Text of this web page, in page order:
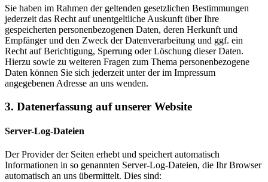
Sie haben im Rahmen der geltenden gesetzlichen Bestimmungen
jederzeit das Recht auf unentgeltliche Auskunft über Ihre
gespeicherten personenbezogenen Daten, deren Herkunft und
Empfänger und den Zweck der Datenverarbeitung und ggf. ein
Recht auf Berichtigung, Sperrung oder Löschung dieser Daten.
Hierzu sowie zu weiteren Fragen zum Thema personenbezogene
Daten können Sie sich jederzeit unter der im Impressum
angegebenen Adresse an uns wenden.
3. Datenerfassung auf unserer Website
Server-Log-Dateien
Der Provider der Seiten erhebt und speichert automatisch
Informationen in so genannten Server-Log-Dateien, die Ihr Browser
automatisch an uns übermittelt. Dies sind: